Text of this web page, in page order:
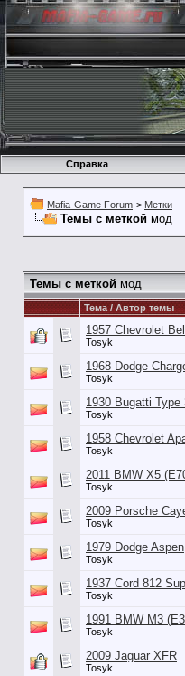
Справка
Mafia-Game Forum > Метки
Темы с меткой мод
Темы с меткой мод
Тема / Автор темы
1957 Chevrolet
Tosyk
1968 Dodge
Tosyk
1930 Bugatti Type
Tosyk
1958 Chevrolet
Tosyk
2011 BMW X5
Tosyk
2009 Porsche
Tosyk
1979 Dodge Aspen
Tosyk
1937 Cord 812
Tosyk
1991 BMW M3
Tosyk
2009 Jaguar XFR
Tosyk